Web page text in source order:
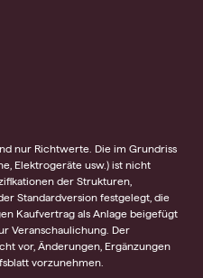
nur Richtwerte. Die im Grundriss
Elektrogeräte usw.) ist nicht
der Strukturen,
Standardversion festgelegt, die
Kaufvertrag als Anlage beigefügt
Veranschaulichung. Der
vor, Änderungen, Ergänzungen
vorzunehmen.